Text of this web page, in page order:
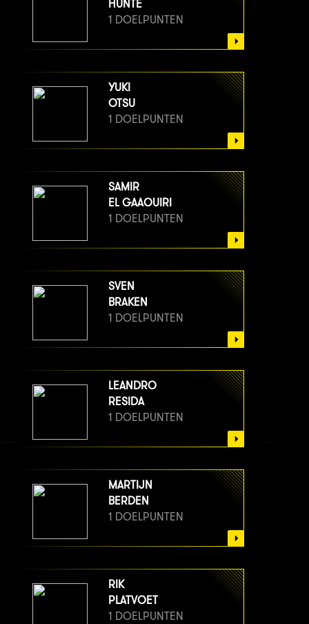
HUNTE
1 DOELPUNTEN
YUKI
OTSU
1 DOELPUNTEN
SAMIR
EL GAAOUIRI
1 DOELPUNTEN
SVEN
BRAKEN
1 DOELPUNTEN
LEANDRO
RESIDA
1 DOELPUNTEN
MARTIJN
BERDEN
1 DOELPUNTEN
RIK
PLATVOET
1 DOELPUNTEN